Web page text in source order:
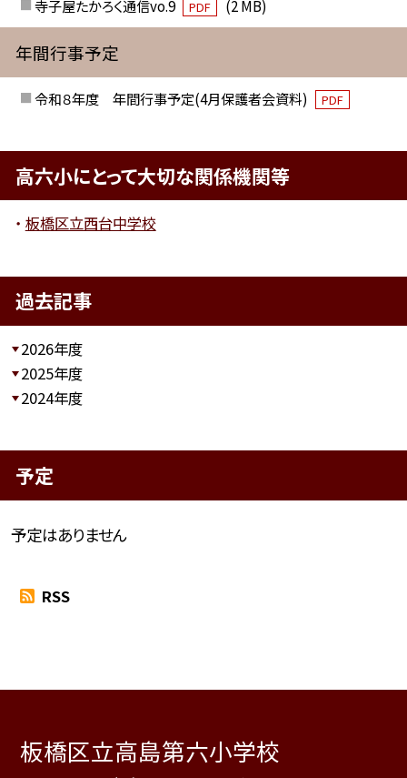
寺子屋たかろく通信vo.9 PDF (2 MB)
年間行事予定
令和８年度 年間行事予定(4月保護者会資料) PDF
高六小にとって大切な関係機関等
板橋区立西台中学校
過去記事
2026年度
2025年度
2024年度
予定
予定はありません
RSS
板橋区立高島第六小学校